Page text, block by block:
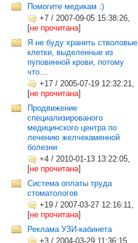
Помогите медикам :)
+7 / 2007-09-05 15:38:26,
[не прочитана]
Я не буду хранить стволовые
клетки, выделенные из
пуповинной крови, потому
что....
+17 / 2005-07-19 12:32:21,
[не прочитана]
Продвижение
специализированого
медицинского центра по
лечению желчекаменной
болезни
+4 / 2010-01-13 13:22:05,
[не прочитана]
Система оплаты труда
стоматологов
+19 / 2007-03-27 12:16:11,
[не прочитана]
Реклама УЗИ-кабинета
+3 / 2004-03-29 11:36:15,